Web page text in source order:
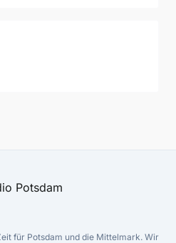
für Potsdam und die Mittelmark. Wir